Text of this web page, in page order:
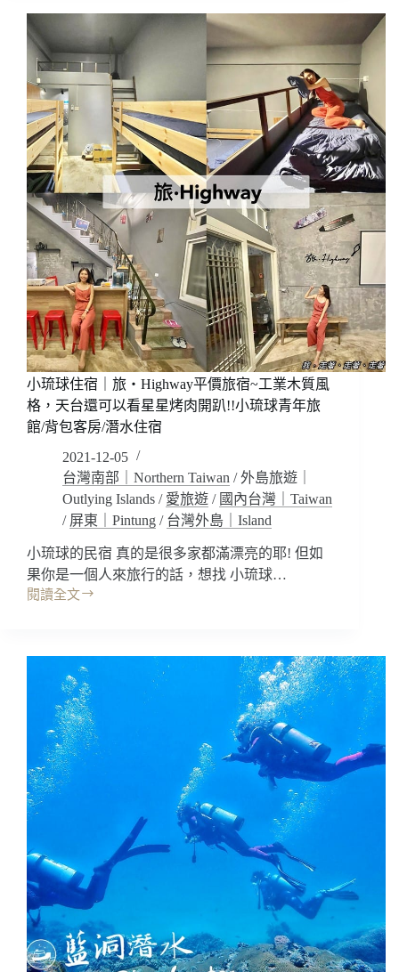
看
電
影/
小
琉
球
特
色
民
宿
住
宿
｜
朵
貓
貓
海
景
民
宿，
無
邊
際
泳
池
好
有
渡
假
氛
圍!
樓
中
房
間
超
民
宿/
小
球
親
子
民
宿
小琉球住宿｜旅‧Highway平價旅宿~工業木質風
格，天台還可以看星星烤肉開趴!!小琉球青年旅
館/背包客房/潛水住宿
2021-12-05
台灣南部｜Northern Taiwan /外島旅遊｜
Outlying Islands / 愛旅遊 / 國內台灣｜Taiwan
/ 屏東｜Pintung / 台灣外島｜Island
小琉球的民宿 真的是很多家都滿漂亮的耶! 但如
果你是一個人來旅行的話，想找 小琉球…
閱讀全文
小
住
Highway
價
旅
宿
~
業
質
風
格，
天
台